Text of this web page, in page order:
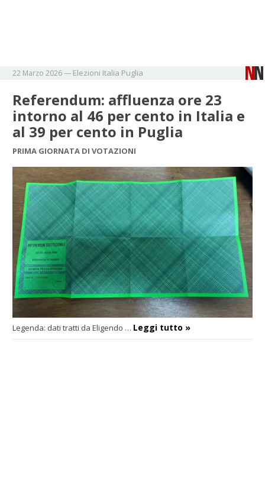
22 Marzo 2026— Elezioni Italia Puglia
Referendum: affluenza ore 23
intorno al 46 per cento in Italia e
al 39 per cento in Puglia
PRIMA GIORNATA DI VOTAZIONI
Legenda: dati tratti da Eligendo … Leggi tutto »